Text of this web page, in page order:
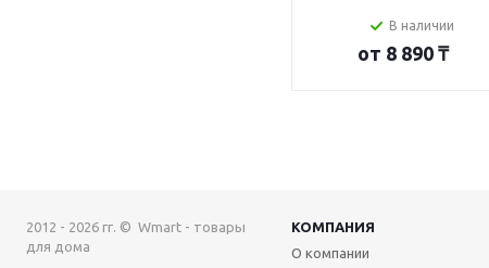
В наличии
от 8 890 ₸
2012 - 2026 гг. © Wmart - товары
для дома
КОМПАНИЯ
О компании